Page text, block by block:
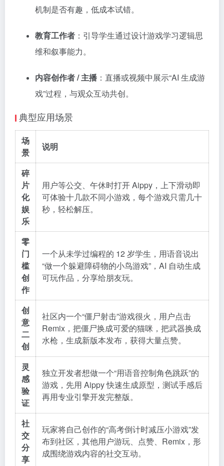
机制是否有趣，低成本试错。
教育工作者 ：引导学生通过设计游戏学习逻辑思
维和叙事能力。
内容创作者 / 主播 ：直播或视频中展示“AI 生成游
戏”过程，与观众互动共创。
典型应用场景
场
景
说明
碎
片
化
娱
乐
用户等公交、午休时打开 Aippy，上下滑动即
可体验十几款不同小游戏，每个游戏只需几十
秒，轻松解压。
零
门
槛
创
作
一个从未学过编程的 12 岁学生，用语音说出
“做一个躲避障碍物的小鸟游戏”，AI 自动生成
可玩作品，分享给朋友玩。
创
意
二
创
社区内一个“僵尸射击”游戏很火，用户点击
Remix，把僵尸换成可爱的猫咪，把武器换成
水枪，生成新版本发布，获得大量点赞。
灵
感
验
证
独立开发者想做一个“用语音控制角色跳跃”的
游戏，先用 Aippy 快速生成原型，测试手感后
再用专业引擎开发完整版。
社
交
分
享
玩家将自己创作的“高考倒计时减压小游戏”发
布到社区，其他用户游玩、点赞、Remix，形
成围绕游戏内容的社交互动。